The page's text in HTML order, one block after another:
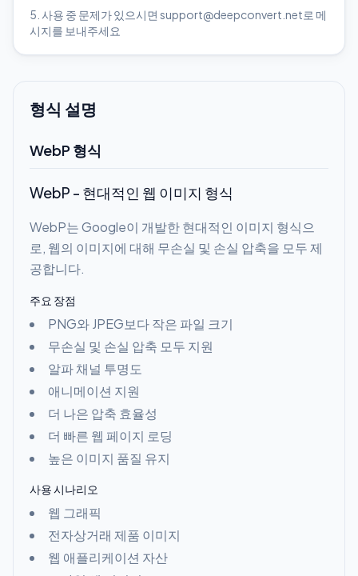
사용 중 문제가 있으시면 support@deepconvert.net로 메
시지를 보내주세요
형식 설명
WebP 형식
WebP - 현대적인 웹 이미지 형식
WebP는 Google이 개발한 현대적인 이미지 형식으
로, 웹의 이미지에 대해 무손실 및 손실 압축을 모두 제
공합니다.
주요 장점
PNG와 JPEG보다 작은 파일 크기
무손실 및 손실 압축 모두 지원
알파 채널 투명도
애니메이션 지원
더 나은 압축 효율성
더 빠른 웹 페이지 로딩
높은 이미지 품질 유지
사용 시나리오
웹 그래픽
전자상거래 제품 이미지
웹 애플리케이션 자산